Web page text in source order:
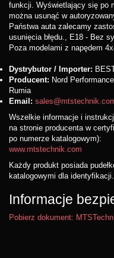
funkcji. Wyświetlający się po
można usunąć w
Państwa auta zalecamy
usunięcia błędu., E18 - Bez
Poza modelami z napędem
Dystrybutor / Importer:
Producent: Nord
Rumia
Email:
Wszelkie informacje i
na stronie producenta w
po numerze katalogowym):
www.mtstechnik.com
Każdy produkt posiada
katalogowymi dla identyfikacji.
Informacje
Pobierz dokument: